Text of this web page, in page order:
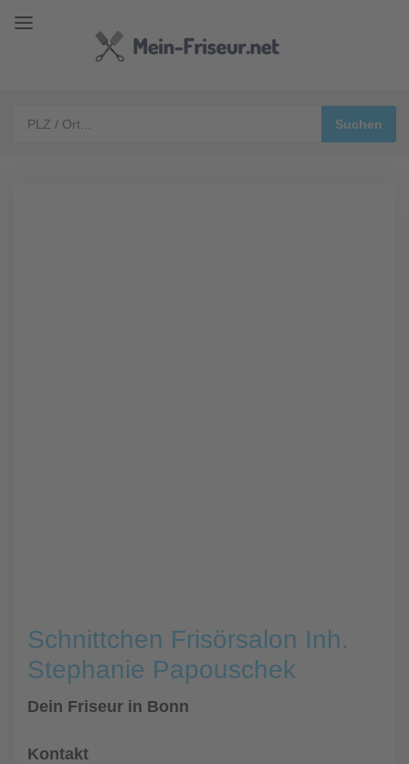
Schnittchen Frisörsalon Inh.
Stephanie Papouschek
Dein Friseur in Bonn
Kontakt